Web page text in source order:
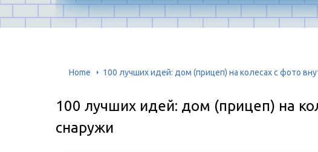
Home 100 лучших идей: дом (прицеп) на колесах с фото
100 лучших идей: дом (прицеп) на
снаружи